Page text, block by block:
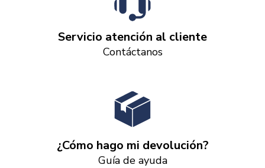
Servicio atención al cliente
Contáctanos
¿Cómo hago mi devolución?
Guía de ayuda